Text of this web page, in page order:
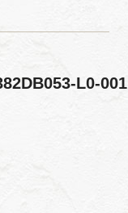
L0-001